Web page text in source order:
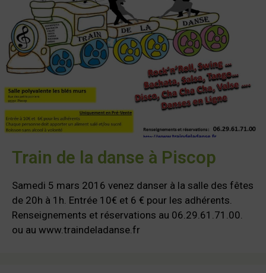
Train de la danse à Piscop
Samedi 5 mars 2016 venez danser à la salle des fêtes
de 20h à 1h. Entrée 10€ et 6 € pour les adhérents.
Renseignements et réservations au 06.29.61.71.00.
ou au www.traindeladanse.fr